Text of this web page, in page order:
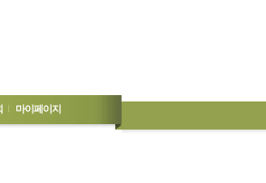
마이페이지